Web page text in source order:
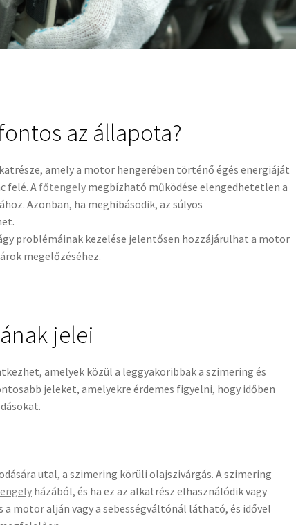
az állapota?
amely a motor hengerében történő égés energiáját
felé. A főtengely megbízható működése elengedhetetlen a
Azonban, ha meghibásodik, az súlyos
problémáinak kezelése jelentősen hozzájárulhat a motor
megelőzéséhez.
jelei
amelyek közül a leggyakoribbak a szimering és
jeleket, amelyekre érdemes figyelni, hogy időben
utal, a szimering körüli olajszivárgás. A szimering
házából, és ha ez az alkatrész elhasználódik vagy
motor alján vagy a sebességváltónál látható, és idővel